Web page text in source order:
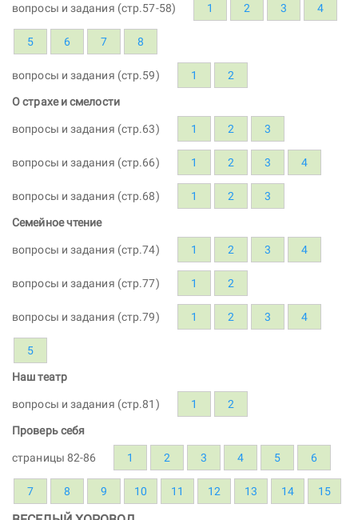
вопросы и задания (стр.57-58) 1 2 3 4
5 6 7 8
вопросы и задания (стр.59) 1 2
О страхе и смелости
вопросы и задания (стр.63) 1 2 3
вопросы и задания (стр.66) 1 2 3 4
вопросы и задания (стр.68) 1 2 3
Семейное чтение
вопросы и задания (стр.74) 1 2 3 4
вопросы и задания (стр.77) 1 2
вопросы и задания (стр.79) 1 2 3 4
5
Наш театр
вопросы и задания (стр.81) 1 2
Проверь себя
страницы 82-86 1 2 3 4 5 6
7 8 9 10 11 12 13 14 15